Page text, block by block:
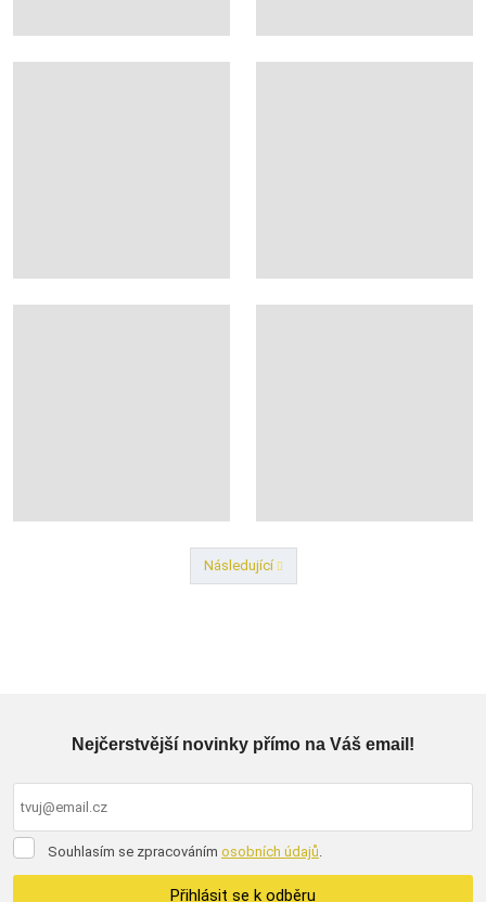
Předchozí
Následující
Nejčerstvější novinky přímo na Váš email!
Souhlasím
Souhlasím se zpracováním osobních údajů.
Přihlásit se k odběru